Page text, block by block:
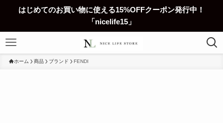
はじめてのお買い物に使える15%OFFクーポン発行中！
「nicelife15」
ホーム 商品 ブランド FENDI